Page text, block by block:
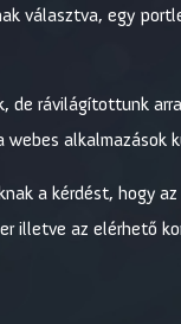
választva, egy
rávilágítottunk
alkalmazások
a kérdést, hogy
illetve az elérhető